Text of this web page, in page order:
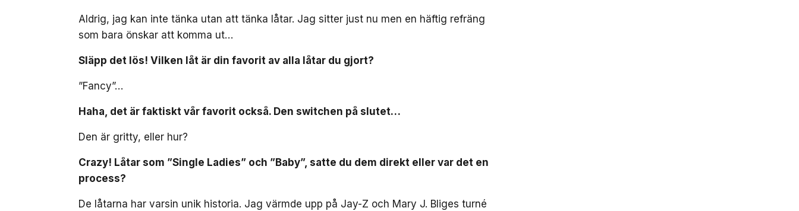
Aldrig, jag kan inte tänka utan att tänka låtar. Jag sitter just nu men en häftig refräng
som bara önskar att komma ut…
Släpp det lös! Vilken låt är din favorit av alla låtar du gjort?
”Fancy”…
Haha, det är faktiskt vår favorit också. Den switchen på slutet…
Den är gritty, eller hur?
Crazy! Låtar som ”Single Ladies” och ”Baby”, satte du dem direkt eller var det en
process?
De låtarna har varsin unik historia. Jag värmde upp på Jay-Z och Mary J. Bliges turné